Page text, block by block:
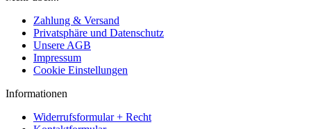
Zahlung & Versand
Privatsphäre und Datenschutz
Unsere AGB
Impressum
Cookie Einstellungen
Informationen
Widerrufsformular + Recht